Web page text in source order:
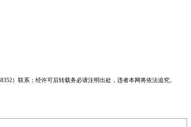
）联系；经许可后转载务必请注明出处，违者本网将依法追究。